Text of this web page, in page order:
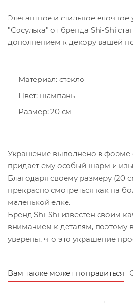
Элегантное и стильное
"Сосулька" от бренда Shi-Shi
дополнением к декору вашей
Материал: стекло
Цвет: шампань
Размер: 20 см
Украшение выполнено в форме
придает ему особый шарм и
Благодаря своему размеру (20
прекрасно смотреться как на
маленькой елке.
Бренд Shi-Shi известен своим
вниманием к деталям, поэтому
уверены, что это украшение
Вам также может понравиться